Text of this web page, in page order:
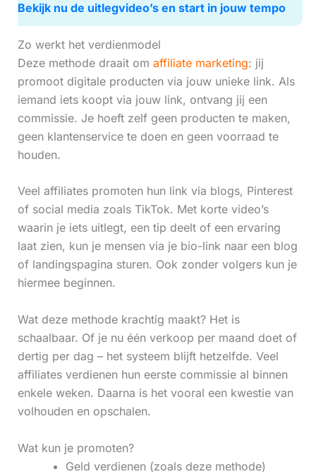
Bekijk nu de uitlegvideo’s en start in jouw tempo
Zo werkt het verdienmodel
Deze methode draait om affiliate marketing: jij
promoot digitale producten via jouw unieke link. Als
iemand iets koopt via jouw link, ontvang jij een
commissie. Je hoeft zelf geen producten te maken,
geen klantenservice te doen en geen voorraad te
houden.
Veel affiliates promoten hun link via blogs, Pinterest
of social media zoals TikTok. Met korte video’s
waarin je iets uitlegt, een tip deelt of een ervaring
laat zien, kun je mensen via je bio-link naar een blog
of landingspagina sturen. Ook zonder volgers kun je
hiermee beginnen.
Wat deze methode krachtig maakt? Het is
schaalbaar. Of je nu één verkoop per maand doet of
dertig per dag – het systeem blijft hetzelfde. Veel
affiliates verdienen hun eerste commissie al binnen
enkele weken. Daarna is het vooral een kwestie van
volhouden en opschalen.
Wat kun je promoten?
Geld verdienen (zoals deze methode)